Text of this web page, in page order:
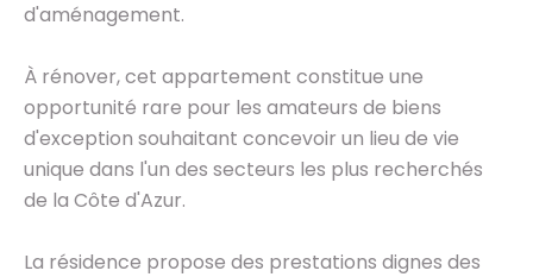
d'aménagement.
À rénover, cet appartement constitue une
opportunité rare pour les amateurs de biens
d'exception souhaitant concevoir un lieu de vie
unique dans l'un des secteurs les plus recherchés
de la Côte d'Azur.
La résidence propose des prestations dignes des